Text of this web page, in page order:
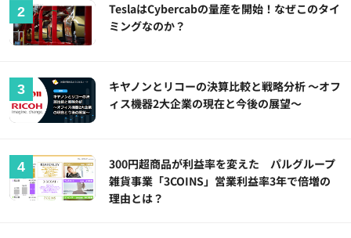
TeslaはCybercabの量産を開始！なぜこのタイ
ミングなのか？
キヤノンとリコーの決算比較と戦略分析 ～オフ
ィス機器2大企業の現在と今後の展望～
300円超商品が利益率を変えた パルグループ
雑貨事業「3COINS」営業利益率3年で倍増の
理由とは？